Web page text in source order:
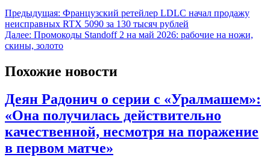
Предыдущая: Французский ретейлер LDLC начал продажу
неисправных RTX 5090 за 130 тысяч рублей
Далее: Промокоды Standoff 2 на май 2026: рабочие на ножи,
скины, золото
Похожие новости
Деян Радонич о серии с «Уралмашем»:
«Она получилась действительно
качественной, несмотря на поражение
в первом матче»